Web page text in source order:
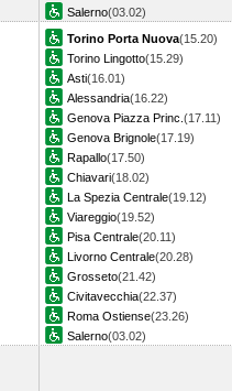
Salerno(03.02)
Torino Porta Nuova(15.20)
Torino Lingotto(15.29)
Asti(16.01)
Alessandria(16.22)
Genova Piazza Princ. (17.11)
Genova Brignole(17.19)
Rapallo(17.50)
Chiavari(18.02)
La Spezia Centrale(19.12)
Viareggio(19.52)
Pisa Centrale(20.11)
Livorno Centrale(20.28)
Grosseto(21.42)
Civitavecchia(22.37)
Roma Ostiense(23.26)
Salerno(03.02)